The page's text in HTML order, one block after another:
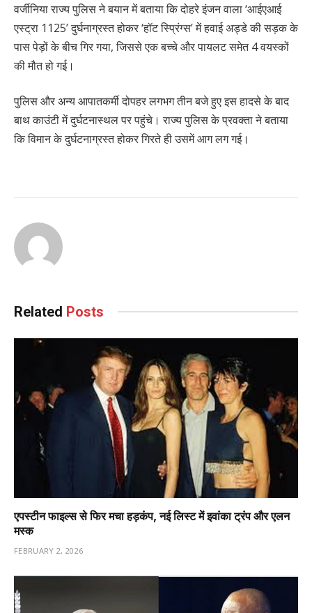
वर्जीनिया राज्य पुलिस ने बयान में बताया कि दोहरे इंजन वाला ‘आईएआई
एस्ट्रा 1125’ दुर्घनाग्रस्त होकर ‘हॉट स्प्रिंग्स’ में हवाई अड्डे की सड़क के
पास पेड़ों के बीच गिर गया, जिससे एक बच्चे और पायलट समेत 4 वयस्कों
की मौत हो गई।
पुलिस और अन्य आपातकर्मी दोपहर लगभग तीन बजे हुए इस हादसे के बाद
बाथ काउंटी में दुर्घटनास्थल पर पहुंचे। राज्य पुलिस के प्रवक्ता ने बताया
कि विमान के दुर्घटनाग्रस्त होकर गिरते ही उसमें आग लग गई।
Related Posts
एपस्टीन फाइल्स से फिर मचा हड़कंप, नई लिस्ट में इवांका ट्रंप और एलन
मस्क
FEBRUARY 2, 2026